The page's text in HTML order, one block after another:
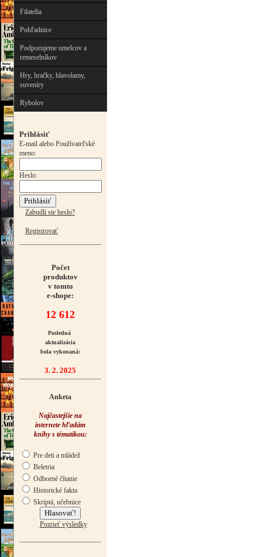
Filatelia
Pohľadnice
Podporujeme umelcov a
remeselníkov
Hry, hračky, hlavolamy,
suveníry
Rybolov
Prihlásiť
E-mail alebo Používateľské
meno:
Heslo:
Zabudli ste heslo?
Registrovať
Počet
produktov
v tomto
e-shope:
12 612
Posledná
aktualizácia
bola vykonaná:
3. 2. 2025
Anketa
Najčastejšie na
internete hľadám
knihy s tématikou:
Pre deti a mládež
Beletria
Odborné čítanie
Historické fakta
Skriptá, učebnice
Pozrieť výsledky